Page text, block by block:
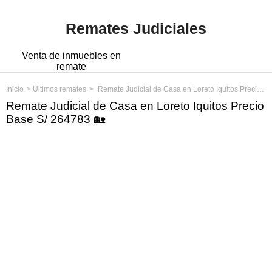
Remates Judiciales
Venta de inmuebles en
remate
Inicio Últimos remates Remate Judicial de Casa en Loreto Iquitos Precio Base S/ 264783
Remate Judicial de Casa en Loreto Iquitos Precio
Base S/ 264783 🏡